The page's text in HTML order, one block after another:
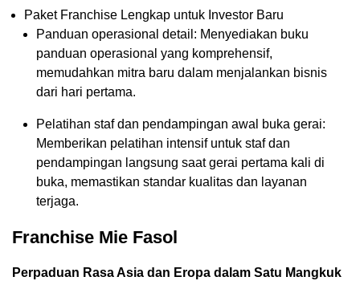
Paket Franchise Lengkap untuk Investor Baru
Panduan operasional detail: Menyediakan buku
panduan operasional yang komprehensif,
memudahkan mitra baru dalam menjalankan bisnis
dari hari pertama.
Pelatihan staf dan pendampingan awal buka gerai:
Memberikan pelatihan intensif untuk staf dan
pendampingan langsung saat gerai pertama kali di
buka, memastikan standar kualitas dan layanan
terjaga.
Franchise Mie Fasol
Perpaduan Rasa Asia dan Eropa dalam Satu Mangkuk